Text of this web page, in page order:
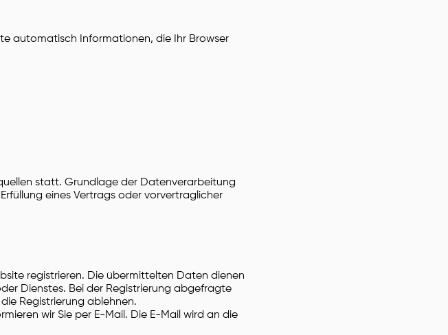
automatisch Informationen, die Ihr Browser
statt. Grundlage der Datenverarbeitung
eines Vertrags oder vorvertraglicher
registrieren. Die übermittelten Daten dienen
Dienstes. Bei der Registrierung abgefragte
Registrierung ablehnen.
wir Sie per E-Mail. Die E-Mail wird an die